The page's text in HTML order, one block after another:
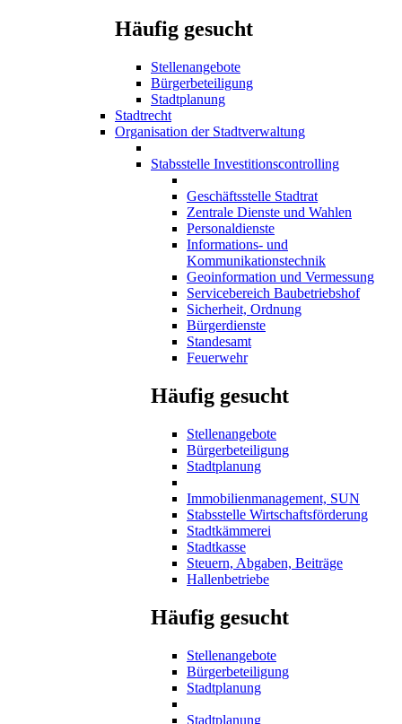
Häufig gesucht
Stellenangebote
Bürgerbeteiligung
Stadtplanung
Stadtrecht
Organisation der Stadtverwaltung
Stabsstelle Investitionscontrolling
Geschäftsstelle Stadtrat
Zentrale Dienste und Wahlen
Personaldienste
Informations- und
Kommunikationstechnik
Geoinformation und Vermessung
Servicebereich Baubetriebshof
Sicherheit, Ordnung
Bürgerdienste
Standesamt
Feuerwehr
Häufig gesucht
Stellenangebote
Bürgerbeteiligung
Stadtplanung
Immobilienmanagement, SUN
Stabsstelle Wirtschaftsförderung
Stadtkämmerei
Stadtkasse
Steuern, Abgaben, Beiträge
Hallenbetriebe
Häufig gesucht
Stellenangebote
Bürgerbeteiligung
Stadtplanung
Stadtplanung